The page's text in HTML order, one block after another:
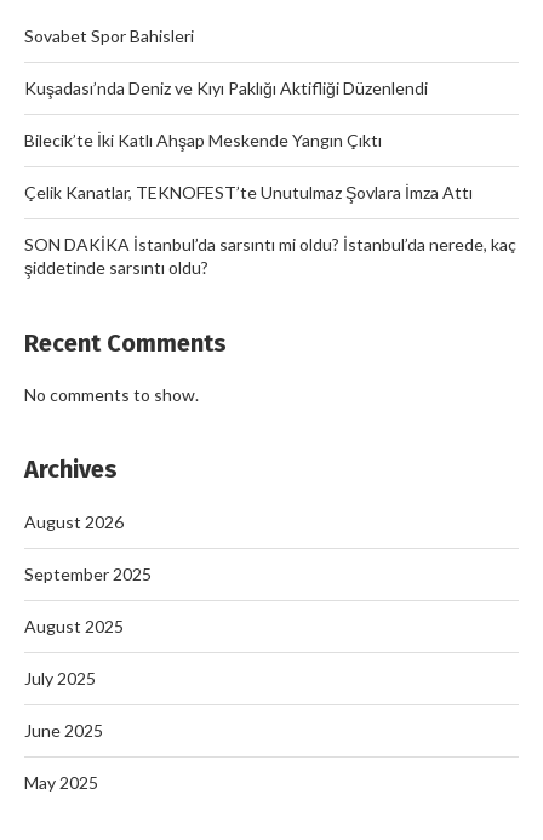
Sovabet Spor Bahisleri
Kuşadası’nda Deniz ve Kıyı Paklığı Aktifliği Düzenlendi
Bilecik’te İki Katlı Ahşap Meskende Yangın Çıktı
Çelik Kanatlar, TEKNOFEST’te Unutulmaz Şovlara İmza Attı
SON DAKİKA İstanbul’da sarsıntı mi oldu? İstanbul’da nerede, kaç
şiddetinde sarsıntı oldu?
Recent Comments
No comments to show.
Archives
August 2026
September 2025
August 2025
July 2025
June 2025
May 2025